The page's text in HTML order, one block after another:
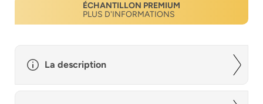
ÉCHANTILLON PREMIUM
PLUS D'INFORMATIONS
La description